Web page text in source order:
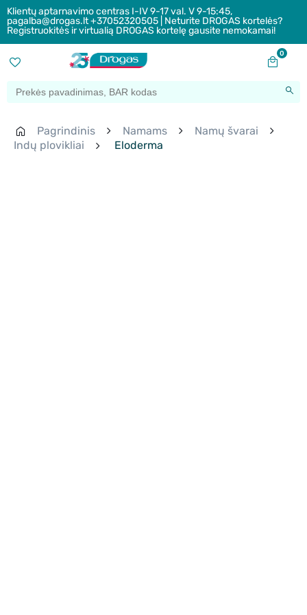
Klientų aptarnavimo centras I-IV 9-17 val. V 9-15:45,
pagalba@drogas.lt +37052320505 | Neturite DROGAS kortelės?
Registruokitės ir virtualią DROGAS kortelę gausite nemokamai!
0
Pagrindinis Namams
Namų švarai
Indų plovikliai
Eloderma